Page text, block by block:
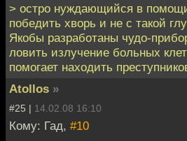
> остро нуждающийся в
победить хворь и не с такой
Якобы разработаны чудо-
ловить излучение больных
помогает находить
Atollos »
#25 | 14.02.08 16:10
Кому: Гад, #10